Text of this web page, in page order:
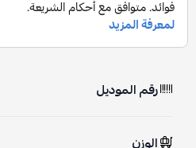
رقم الموديل
الوزن